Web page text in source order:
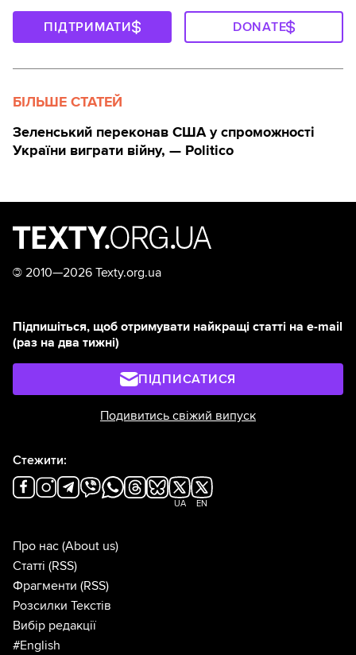
ПІДТРИМАТИ DONATE
БІЛЬШЕ СТАТЕЙ
Зеленський переконав США у спроможності
України виграти війну, — Politico
© 2010—2026 Texty.org.ua
Підпишіться, щоб отримувати найкращі статті на e-mail
(раз на два тижні)
ПІДПИСАТИСЯ
Подивитись свіжий випуск
Стежити:
UA EN
Про нас (About us)
Статті (RSS)
Фрагменти (RSS)
Розсилки Текстів
Вибір редакції
#English